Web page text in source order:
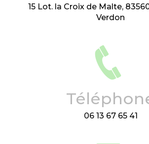
15 Lot. la Croix de Malte, 83560 Vinon-sur-
Verdon
06 13 67 65 41